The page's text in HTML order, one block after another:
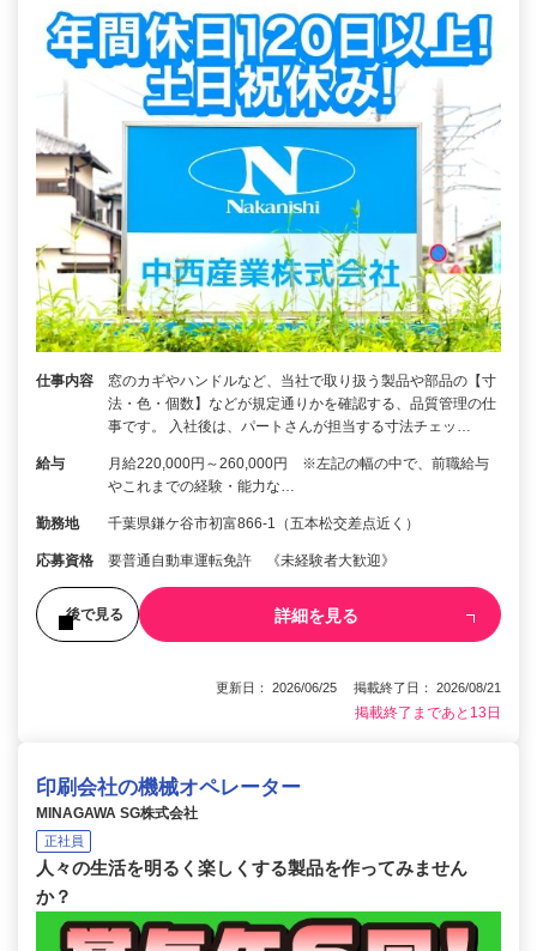
仕事内容
窓のカギやハンドルなど、当社で取り扱う製品や部品の【寸
法・色・個数】などが規定通りかを確認する、品質管理の仕
事です。 入社後は、パートさんが担当する寸法チェッ…
給与
月給220,000円～260,000円 ※左記の幅の中で、前職給与
やこれまでの経験・能力な…
勤務地 千葉県鎌ケ谷市初富866-1（五本松交差点近く）
応募資格 要普通自動車運転免許 《未経験者大歓迎》
後で見る 詳細を見る
更新日： 2026/06/25 掲載終了日： 2026/08/21
掲載終了まであと13日
印刷会社の機械オペレーター
MINAGAWA SG株式会社
正社員
人々の生活を明るく楽しくする製品を作ってみません
か？